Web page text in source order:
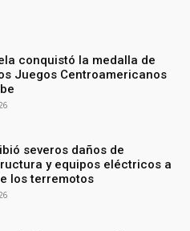
conquistó la medalla de
Juegos Centroamericanos
severos daños de
y equipos eléctricos a
los terremotos